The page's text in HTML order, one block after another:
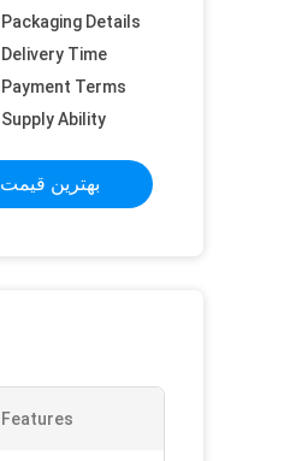
Packaging Details:
Delivery Time:
Payment Terms:
Supply Ability:
بهترین قیمت
Features: